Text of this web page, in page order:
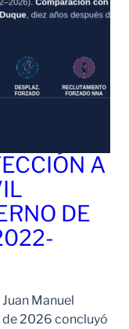
A
DE
Manuel
de 2026 concluyó